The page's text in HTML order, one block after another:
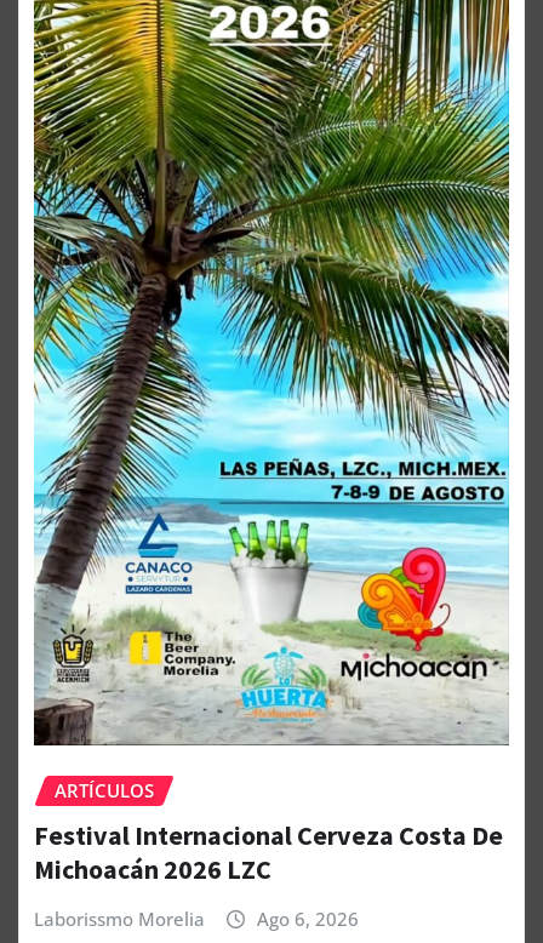
ARTÍCULOS
Festival Internacional Cerveza Costa De
Michoacán 2026 LZC
Laborissmo Morelia Ago 6, 2026